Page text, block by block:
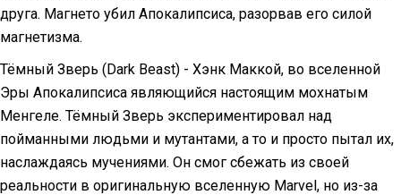
друга. Магнето убил Апокалипсиса, разорвав его силой
магнетизма.
Тёмный Зверь (Dark Beast) - Хэнк Маккой, во вселенной
Эры Апокалипсиса являющийся настоящим мохнатым
Менгеле. Тёмный Зверь экспериментировал над
пойманными людьми и мутантами, а то и просто пытал их,
наслаждаясь мучениями. Он смог сбежать из своей
реальности в оригинальную вселенную Marvel, но из-за